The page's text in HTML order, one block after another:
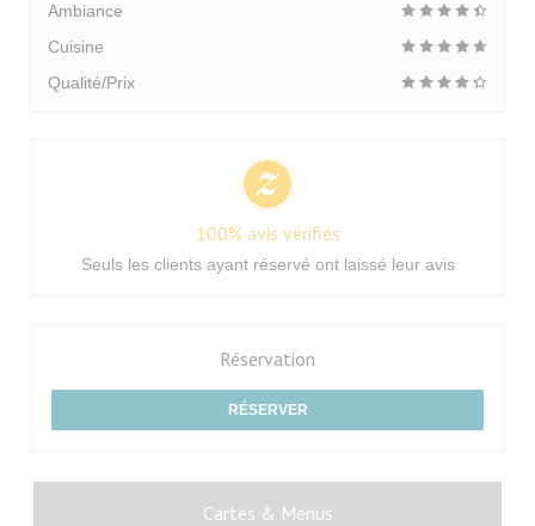
Ambiance
Cuisine
Qualité/Prix
100% avis vérifiés
Seuls les clients ayant réservé ont laissé leur avis
Réservation
RÉSERVER
Cartes & Menus